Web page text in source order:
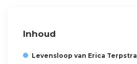
Inhoud
Levensloop van Erica Terpstra